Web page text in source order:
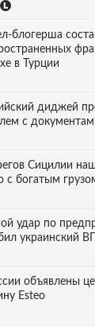
блогерша
в Турции
диджей
с
Сицилии
с богатым
удар по
украинский
объявлены
Esteo